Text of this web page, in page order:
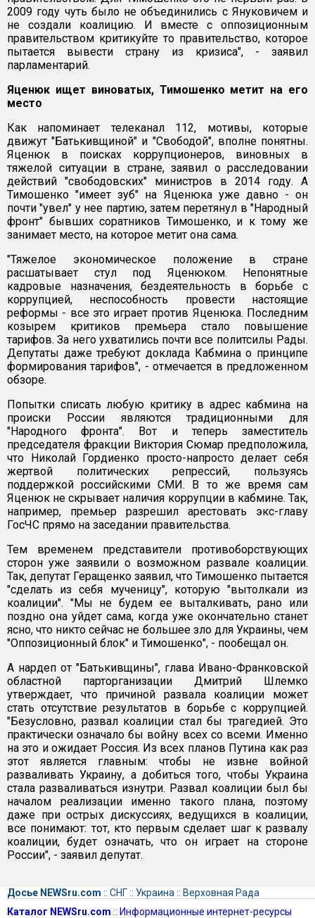
2009 году чуть было не объединились с Януковичем и
не создали коалицию. И вместе с оппозиционным
правительством критикуйте то правительство, которое
пытается вывести страну из кризиса", - заявил
парламентарий.
Яценюк ищет виноватых, Тимошенко метит на его
место
Как напоминает телеканал 112, мотивы, которые
движут "Батькивщиной" и "Свободой", вполне понятны.
Яценюк в поисках коррупционеров, виновных в
тяжелой ситуации в стране, заявил о расследовании
действий "свободовских" министров в 2014 году. А
Тимошенко "имеет зуб" на Яценюка уже давно - он
почти "увел" у нее партию, затем перетянул в "Народный
фронт" бывших соратников Тимошенко, и к тому же
занимает место, на которое метит она сама.
"Тяжелое экономическое положение в стране
расшатывает стул под Яценюком. Непонятные
кадровые назначения, бездеятельность в борьбе с
коррупцией, неспособность провести настоящие
реформы - все это играет против Яценюка. Последним
козырем критиков премьера стало повышение
тарифов. За него ухватились почти все политсилы Рады.
Депутаты даже требуют доклада Кабмина о принципе
формирования тарифов", - отмечается в предложенном
обзоре.
Попытки списать любую критику в адрес кабмина на
происки России являются традиционными для
"Народного фронта". Вот и теперь заместитель
председателя фракции Виктория Сюмар предположила,
что Николай Гордиенко просто-напросто делает себя
жертвой политических репрессий, пользуясь
поддержкой российскими СМИ. В то же время сам
Яценюк не скрывает наличия коррупции в кабмине. Так,
например, премьер разрешил арестовать экс-главу
ГосЧС прямо на заседании правительства.
Тем временем представители противоборствующих
сторон уже заявили о возможном развале коалиции.
Так, депутат Геращенко заявил, что Тимошенко пытается
"сделать из себя мученицу", которую "вытолкали из
коалиции". "Мы не будем ее выталкивать, рано или
поздно она уйдет сама, когда уже окончательно станет
ясно, что никто сейчас не большее зло для Украины, чем
"Оппозиционный блок" и Тимошенко", - пообещал он.
А нардеп от "Батькивщины", глава Ивано-Франковской
областной парторганизации Дмитрий Шлемко
утверждает, что причиной развала коалиции может
стать отсутствие результатов в борьбе с коррупцией.
"Безусловно, развал коалиции стал бы трагедией. Это
практически означало бы войну всех со всеми. Именно
на это и ожидает Россия. Из всех планов Путина как раз
этот является главным: чтобы не извне войной
разваливать Украину, а добиться того, чтобы Украина
стала разваливаться изнутри. Развал коалиции был бы
началом реализации именно такого плана, поэтому
даже при острых дискуссиях, ведущихся в коалиции,
все понимают: тот, кто первым сделает шаг к развалу
коалиции, будет означать, что он играет на стороне
России", - заявил депутат.
Досье NEWSru.com :: СНГ:: Украина :: Верховная Рада
Каталог NEWSru.com :: Информационные интернет-ресурсы